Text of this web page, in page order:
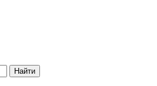
Найти